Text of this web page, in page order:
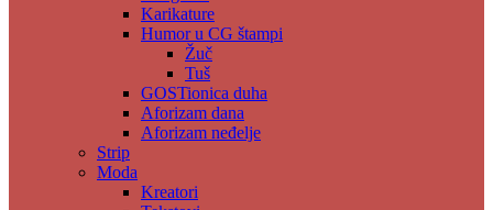
Karikature
Humor u CG štampi
Žuč
Tuš
GOSTionica duha
Aforizam dana
Aforizam neđelje
Strip
Moda
Kreatori